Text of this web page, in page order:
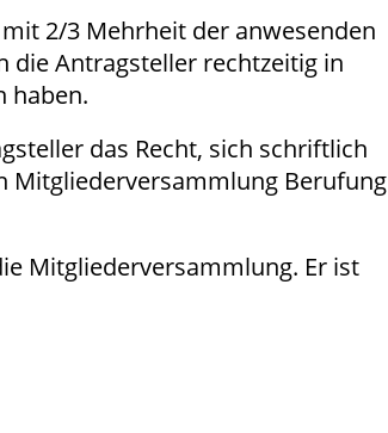
2/3 Mehrheit der anwesenden
die Antragsteller rechtzeitig in
haben.
das Recht, sich schriftlich
Mitgliederversammlung Berufung
Mitgliederversammlung. Er ist